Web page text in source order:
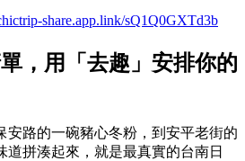
share.app.link/sQ1Q0GXTd3b
，用「去趣」安排你的
安路的一碗豬心冬粉，到安平老街的
道拼湊起來，就是最真實的台南日